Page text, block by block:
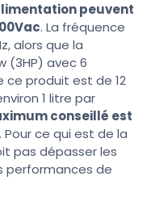
peuvent
. La fréquence
alors que la
(3HP) avec 6
ce produit est de 12
1 litre par
conseillé est
. Pour ce qui est de la
pas dépasser les
performances de